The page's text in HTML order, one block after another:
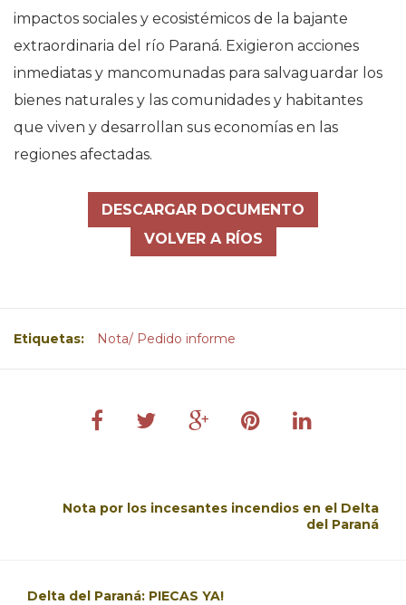
impactos sociales y ecosistémicos de la bajante
extraordinaria del río Paraná. Exigieron acciones
inmediatas y mancomunadas para salvaguardar los
bienes naturales y las comunidades y habitantes
que viven y desarrollan sus economías en las
regiones afectadas.
DESCARGAR DOCUMENTO
VOLVER A RÍOS
Etiquetas: Nota/ Pedido informe
Nota por los incesantes incendios en el Delta
del Paraná
Delta del Paraná: PIECAS YA!